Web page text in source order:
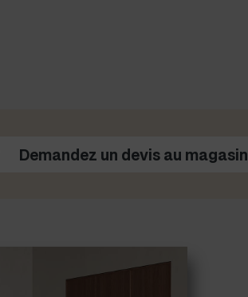
Demandez un devis au